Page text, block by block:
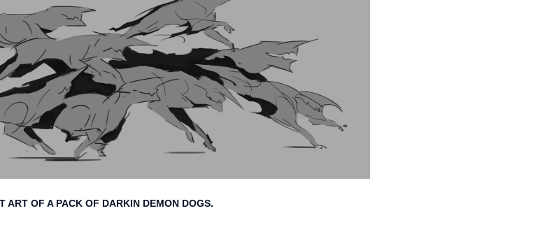
ART OF A PACK OF DARKIN DEMON DOGS.